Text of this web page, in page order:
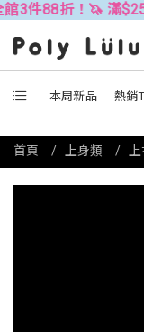
🦄 滿$2500折
本周新品 熱銷
首頁 上身類